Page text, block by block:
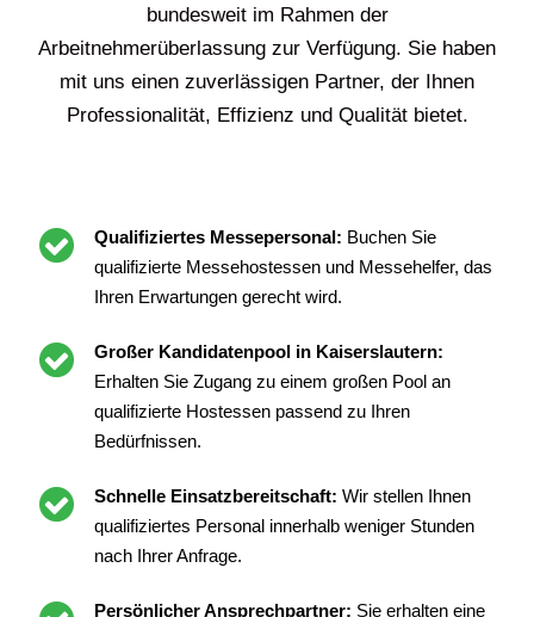
bundesweit im Rahmen der
Arbeitnehmerüberlassung zur Verfügung. Sie haben
mit uns einen zuverlässigen Partner, der Ihnen
Professionalität, Effizienz und Qualität bietet.
Qualifiziertes Messepersonal: Buchen Sie
qualifizierte Messehostessen und Messehelfer, das
Ihren Erwartungen gerecht wird.
Großer Kandidatenpool in Kaiserslautern:
Erhalten Sie Zugang zu einem großen Pool an
qualifizierte Hostessen passend zu Ihren
Bedürfnissen.
Schnelle Einsatzbereitschaft: Wir stellen Ihnen
qualifiziertes Personal innerhalb weniger Stunden
nach Ihrer Anfrage.
Persönlicher Ansprechpartner: Sie erhalten eine